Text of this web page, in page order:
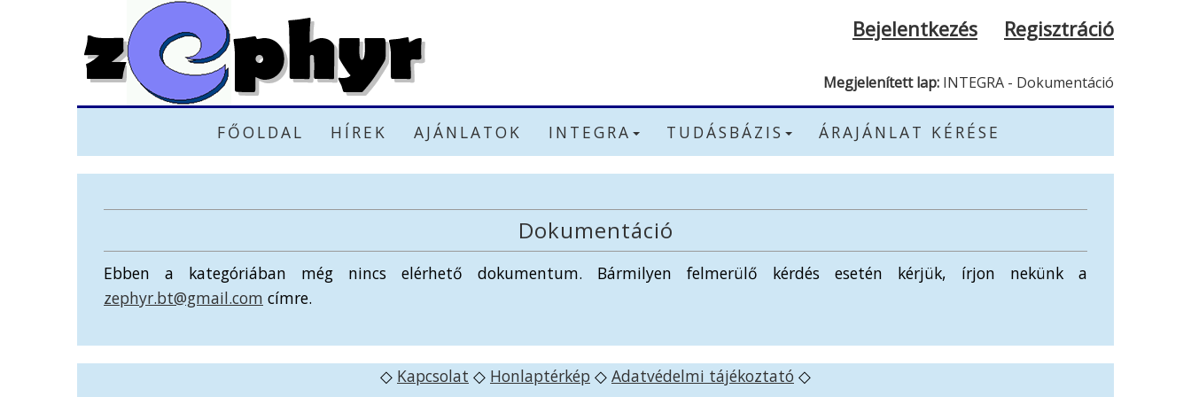
Bejelentkezés Regisztráció
Megjelenített lap: INTEGRA - Dokumentáció
FŐOLDAL HÍREK AJÁNLATOK INTEGRA TUDÁSBÁZIS ÁRAJÁNLAT KÉRÉSE
Dokumentáció
Ebben a kategóriában még nincs elérhető dokumentum. Bármilyen felmerülő kérdés esetén kérjük, írjon nekünk a
zephyr.bt@gmail.com címre.
◇ Kapcsolat ◇ Honlaptérkép ◇ Adatvédelmi tájékoztató ◇